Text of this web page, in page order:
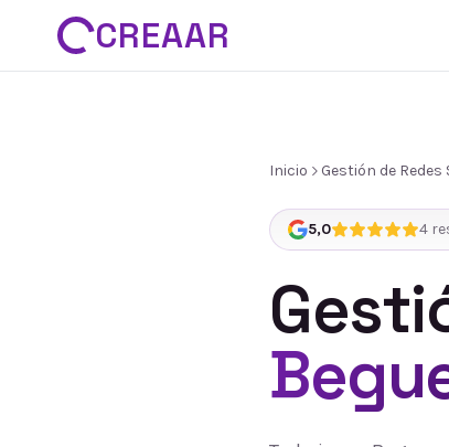
CREAAR
Inicio Gestión de Redes
5,0 4